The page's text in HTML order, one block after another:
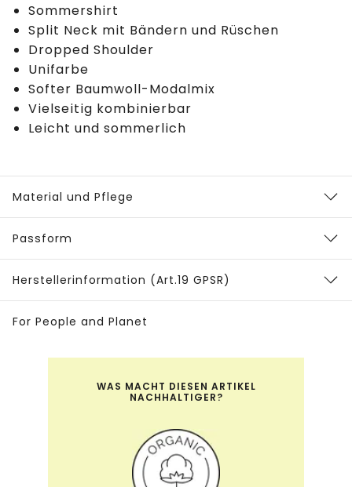
Sommershirt
Split Neck mit Bändern und Rüschen
Dropped Shoulder
Unifarbe
Softer Baumwoll-Modalmix
Vielseitig kombinierbar
Leicht und sommerlich
Material und Pflege
Passform
Herstellerinformation (Art.19 GPSR)
For People and Planet
WAS MACHT DIESEN ARTIKEL
NACHHALTIGER?